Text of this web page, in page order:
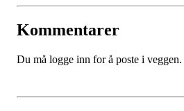
Kommentarer
Du må logge inn for å poste i veggen.